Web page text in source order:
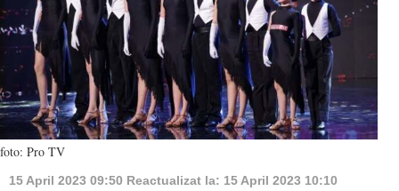
foto: Pro TV
15 April 2023 09:50 Reactualizat la: 15 April 2023 10:10